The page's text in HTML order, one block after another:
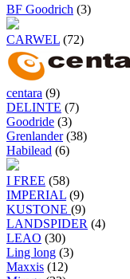
BF Goodrich (3)
CARWEL (72)
centara (9)
DELINTE (7)
Goodride (3)
Grenlander (38)
Habilead (6)
I FREE (58)
IMPERIAL (9)
KUSTONE (9)
LANDSPIDER (4)
LEAO (30)
Ling long (3)
Maxxis (12)